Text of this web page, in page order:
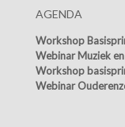
AGENDA
Workshop
Webinar Muziek en
Workshop
Webinar